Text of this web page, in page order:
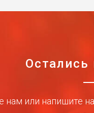
Остались
нам или напишите